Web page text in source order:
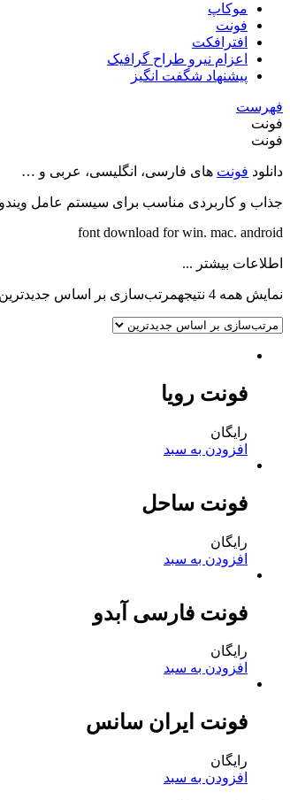
موکاپ
فونت
افترافکت
اعزام نیرو طراح گرافیک
پیشنهاد شگفت انگیز
فهرست
فونت
فونت
دانلود فونت های فارسی، انگلیسی، عربی و …
جذاب و کاربردی مناسب برای سیستم عامل
font download for win. mac. android
اطلاعات بیشتر ...
نمایش همه 4 نتیجه مرتب‌سازی بر اساس جدیدترین
فونت رویا
رایگان
افزودن به سبد
فونت ساحل
رایگان
افزودن به سبد
فونت فارسی آبدو
رایگان
افزودن به سبد
فونت ایران سانس
رایگان
افزودن به سبد